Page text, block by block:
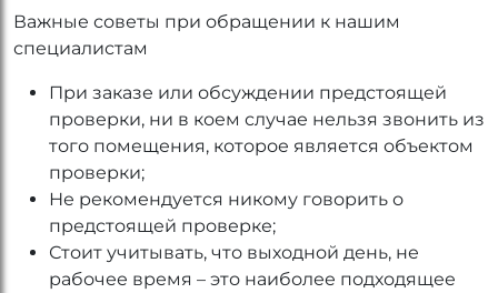
Важные советы при обращении к нашим
специалистам
При заказе или обсуждении предстоящей
проверки, ни в коем случае нельзя звонить из
того помещения, которое является объектом
проверки;
Не рекомендуется никому говорить о
предстоящей проверке;
Стоит учитывать, что выходной день, не
рабочее время – это наиболее подходящее